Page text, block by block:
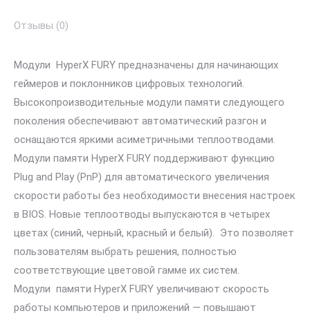
Отзывы (0)
Модули HyperX FURY предназначены для начинающих
геймеров и поклонников цифровых технологий.
Высокопроизводительные модули памяти следующего
поколения обеспечивают автоматический разгон и
оснащаются яркими асиметричными теплоотводами.
Модули памяти HyperX FURY поддерживают функцию
Plug and Play (PnP) для автоматического увеличения
скорости работы без необходимости внесения настроек
в BIOS. Новые теплоотводы выпускаются в четырех
цветах (синий, черный, красный и белый). Это позволяет
пользователям выбрать решения, полностью
соответствующие цветовой гамме их систем.
Модули памяти HyperX FURY увеличивают скорость
работы компьютеров и приложений — повышают